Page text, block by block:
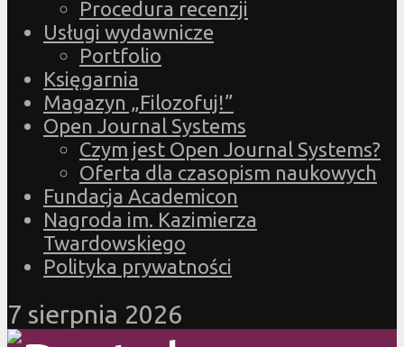
Procedura recenzji
Usługi wydawnicze
Portfolio
Księgarnia
Magazyn „Filozofuj!”
Open Journal Systems
Czym jest Open Journal Systems?
Oferta dla czasopism naukowych
Fundacja Academicon
Nagroda im. Kazimierza
Twardowskiego
Polityka prywatności
7 sierpnia 2026